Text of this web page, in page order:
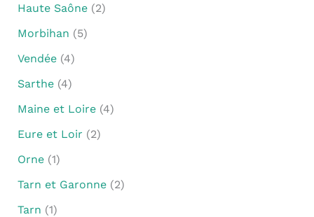
Haute Saône(2)
Morbihan (5)
Vendée(4)
Sarthe(4)
Maine et Loire(4)
Eure et Loir (2)
Orne(1)
Tarn et Garonne(2)
Tarn (1)